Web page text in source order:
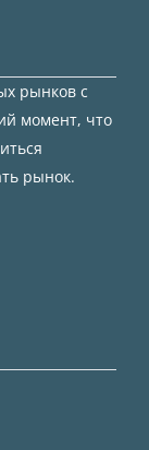
рынков с
момент, что
рынок.